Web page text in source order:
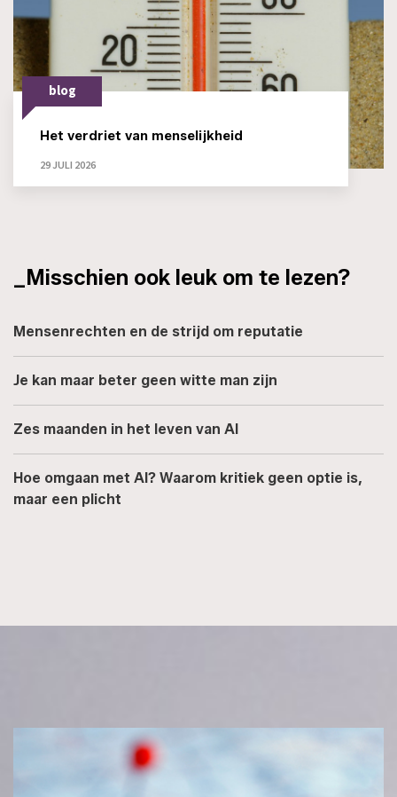
blog
Het verdriet van menselijkheid
29 JULI 2026
_Misschien ook leuk om te lezen?
Mensenrechten en de strijd om reputatie
Je kan maar beter geen witte man zijn
Zes maanden in het leven van AI
Hoe omgaan met AI? Waarom kritiek geen optie is,
maar een plicht